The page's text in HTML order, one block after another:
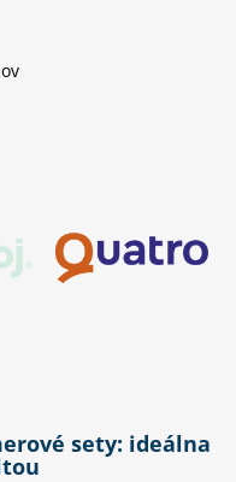
sety: ideálna